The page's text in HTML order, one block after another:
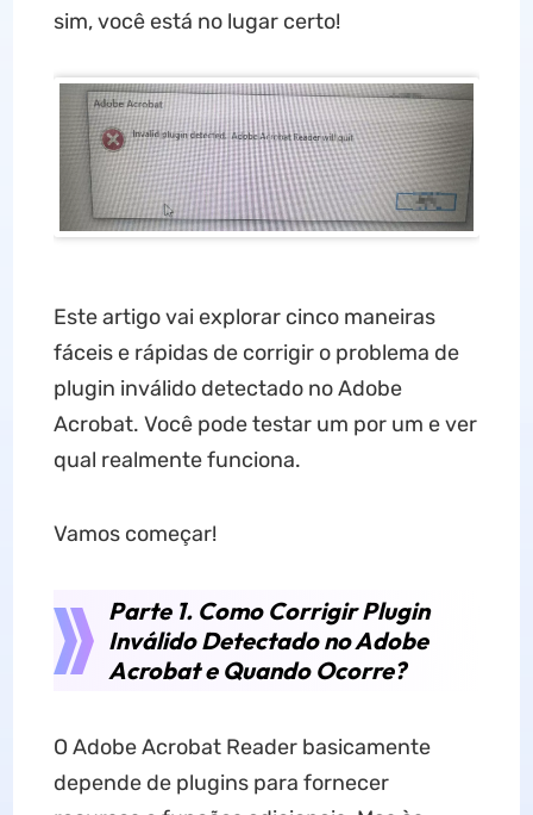
sim, você está no lugar certo!
Este artigo vai explorar cinco maneiras
fáceis e rápidas de corrigir o problema de
plugin inválido detectado no Adobe
Acrobat. Você pode testar um por um e ver
qual realmente funciona.
Vamos começar!
Parte 1. Como Corrigir Plugin
Inválido Detectado no Adobe
Acrobat e Quando Ocorre?
O Adobe Acrobat Reader basicamente
depende de plugins para fornecer